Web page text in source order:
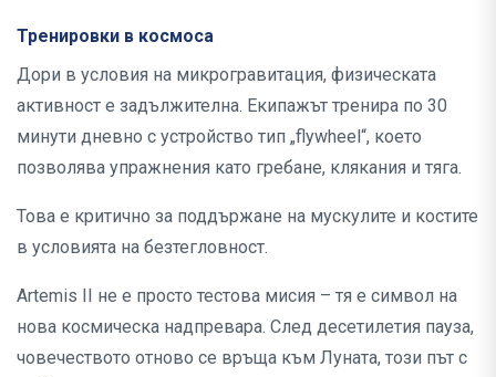
Тренировки в космоса
Дори в условия на микрогравитация, физическата
активност е задължителна. Екипажът тренира по 30
минути дневно с устройство тип „flywheel“, което
позволява упражнения като гребане, клякания и тяга.
Това е критично за поддържане на мускулите и костите
в условията на безтегловност.
Artemis II не е просто тестова мисия – тя е символ на
нова космическа надпревара. След десетилетия пауза,
човечеството отново се връща към Луната, този път с